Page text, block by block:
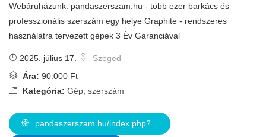
Webáruházunk: pandaszerszam.hu - több ezer barkács és
professzionális szerszám egy helye Graphite - rendszeres
használatra tervezett gépek 3 Év Garanciával
2025. július 17.
Szeged
Ára: 90.000 Ft
Kategória: Gép, szerszám
pandaszerszam.hu/index.php?...